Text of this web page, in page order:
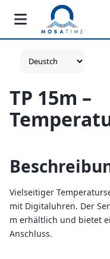
TP 15m –
Vielseitiger
mit Digitaluhren. Der
m erhältlich und bietet
Anschluss.